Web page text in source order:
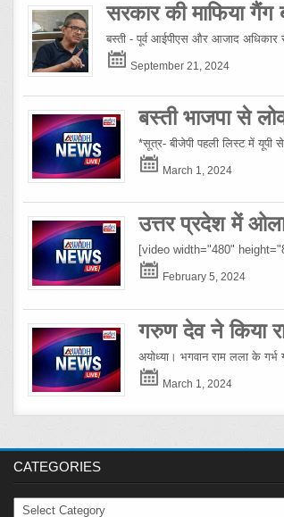
सरकार की माफिया
बस्ती - पूर्व आईपीएस और आजाद अधिकार
September 21, 2024
बस्ती भाजपा से
*सूत्र- बीजेपी पहली लिस्ट में यूपी
March 1, 2024
उत्तर प्रदेश में
[video width="480"
February 5, 2024
गरुण देव ने किया
अयोध्या। भगवान राम लला के गर्भ
March 1, 2024
CATEGORIES
Categories